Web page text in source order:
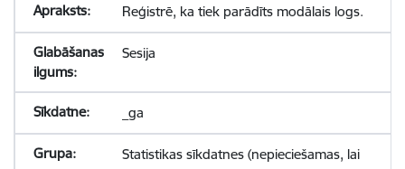
Reģistrē, ka tiek parādīts modālais logs.
Sesija
_ga
Statistikas sīkdatnes (nepieciešamas, lai